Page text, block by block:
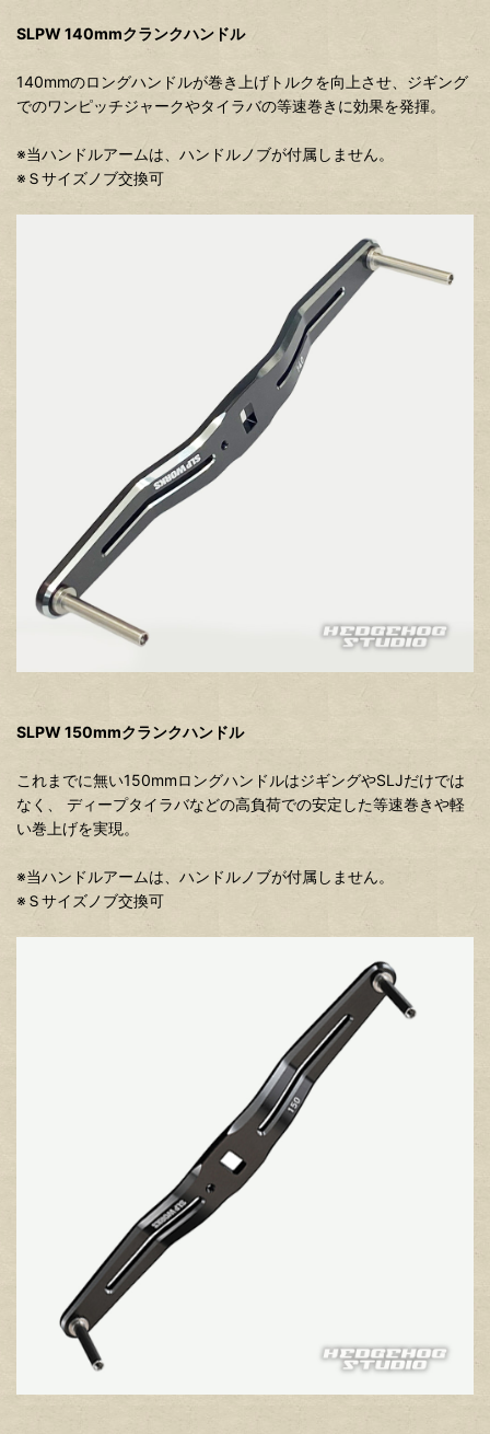
SLPW 140mmクランクハンドル
140mmのロングハンドルが巻き上げトルクを向上させ、ジギング
でのワンピッチジャークやタイラバの等速巻きに効果を発揮。
※当ハンドルアームは、ハンドルノブが付属しません。
※Ｓサイズノブ交換可
SLPW 150mmクランクハンドル
これまでに無い150mmロングハンドルはジギングやSLJだけでは
なく、 ディープタイラバなどの高負荷での安定した等速巻きや軽
い巻上げを実現。
※当ハンドルアームは、ハンドルノブが付属しません。
※Ｓサイズノブ交換可